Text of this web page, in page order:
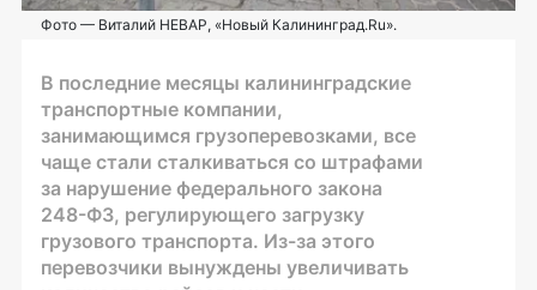
Фото — Виталий НЕВАР, «Новый Калининград.Ru».
В последние месяцы калининградские
транспортные компании,
занимающимся грузоперевозками, все
чаще стали сталкиваться со штрафами
за нарушение федерального закона
248-ФЗ, регулирующего загрузку
грузового транспорта. Из-за этого
перевозчики вынуждены увеличивать